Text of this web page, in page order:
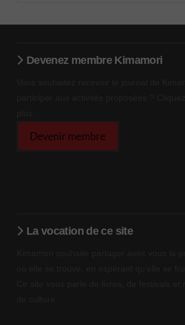
Devenez membre Kimamori
La vocation de ce site